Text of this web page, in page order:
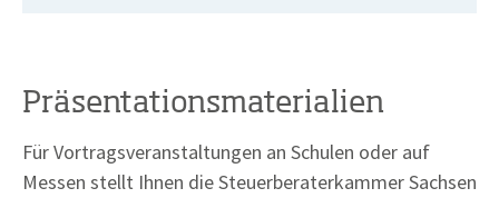
Präsentationsmaterialien
Für Vortragsveranstaltungen an Schulen oder auf
Messen stellt Ihnen die Steuerberaterkammer Sachsen